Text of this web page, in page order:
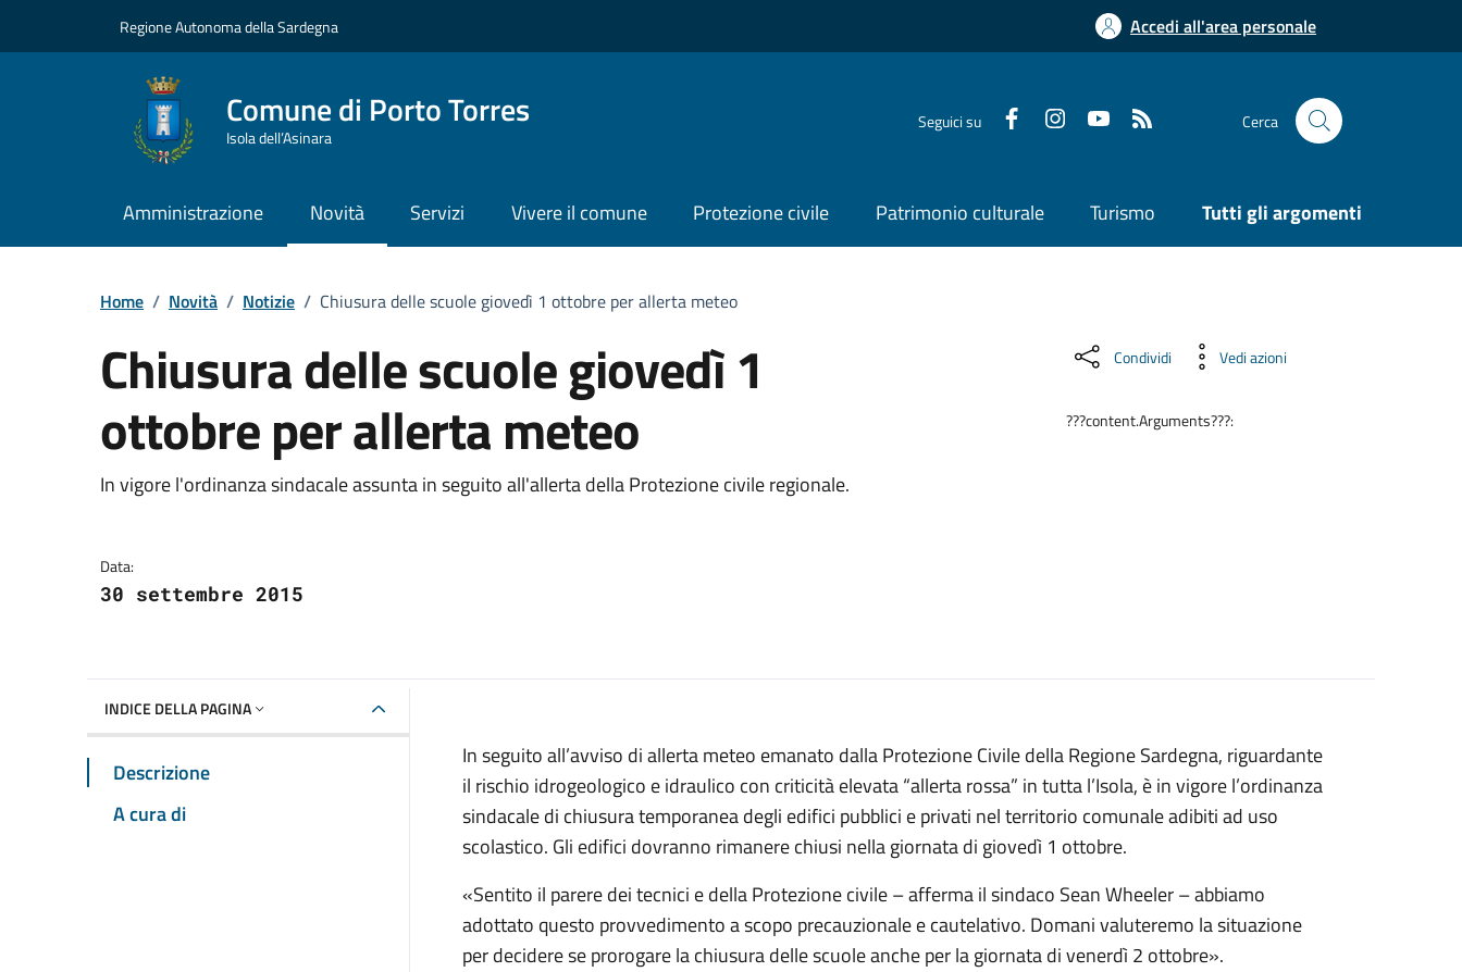
Regione Autonoma della Sardegna Accedi all'area personale
Comune di Porto Torres
Isola dell’Asinara
Seguici su Cerca
Amministrazione Novità Servizi Vivere il comune Protezione civile Patrimonio culturale Turismo Tutti gli argomenti
Home / Novità / Notizie / Chiusura delle scuole giovedì 1 ottobre per allerta meteo
Chiusura delle scuole giovedì 1
ottobre per allerta meteo
Dettagli della notizia
In vigore l'ordinanza sindacale assunta in seguito all'allerta della Protezione civile regionale.
Data:
30 settembre 2015
Condividi Vedi azioni
???content.Arguments???:
INDICE DELLA PAGINA
Descrizione
A cura di
In seguito all’avviso di allerta meteo emanato dalla Protezione Civile della Regione Sardegna, riguardante
il rischio idrogeologico e idraulico con criticità elevata “allerta rossa” in tutta l’Isola, è in vigore l’ordinanza
sindacale di chiusura temporanea degli edifici pubblici e privati nel territorio comunale adibiti ad uso
scolastico. Gli edifici dovranno rimanere chiusi nella giornata di giovedì 1 ottobre.
«Sentito il parere dei tecnici e della Protezione civile – afferma il sindaco Sean Wheeler – abbiamo
adottato questo provvedimento a scopo precauzionale e cautelativo. Domani valuteremo la situazione
per decidere se prorogare la chiusura delle scuole anche per la giornata di venerdì 2 ottobre».